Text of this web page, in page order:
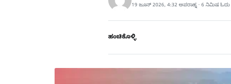
19 ಜೂನ್ 2026, 4:32 ಅಪರಾಹ್ನ · 6 ನಿಮಿಷ ಓದು
ಹಂಚಿಕೊಳ್ಳಿ